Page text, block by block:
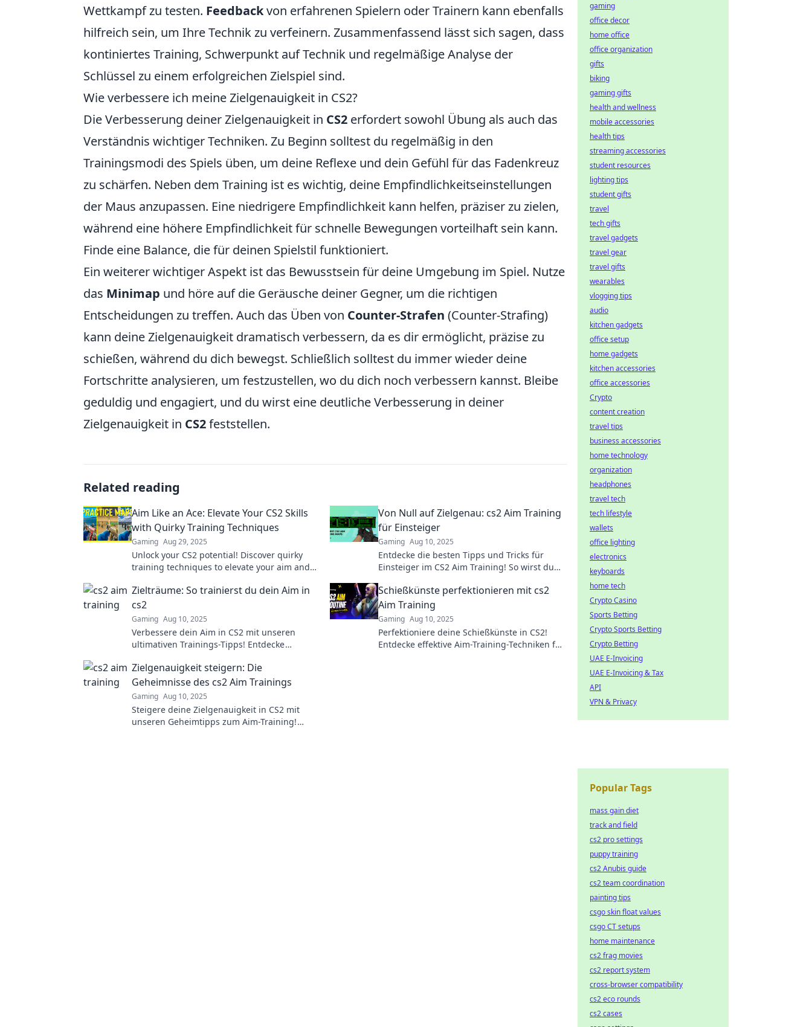
Wettkampf zu testen. Feedbackvon erfahrenen Spielern oder Trainern kann ebenfalls
hilfreich sein, um Ihre Technik zu verfeinern. Zusammenfassend lässt sich sagen, dass
kontiniertes Training, Schwerpunkt auf Technik und regelmäßige Analyse der
Schlüssel zu einem erfolgreichen Zielspiel sind.
Wie verbessere ich meine Zielgenauigkeit in CS2?
Die Verbesserung deiner Zielgenauigkeit in CS2 erfordert sowohl Übung als auch das
Verständnis wichtiger Techniken. Zu Beginn solltest du regelmäßig in den
Trainingsmodi des Spiels üben, um deine Reflexe und dein Gefühl für das Fadenkreuz
zu schärfen. Neben dem Training ist es wichtig, deine Empfindlichkeitseinstellungen
der Maus anzupassen. Eine niedrigere Empfindlichkeit kann helfen, präziser zu zielen,
während eine höhere Empfindlichkeit für schnelle Bewegungen vorteilhaft sein kann.
Finde eine Balance, die für deinen Spielstil funktioniert.
Ein weiterer wichtiger Aspekt ist das Bewusstsein für deine Umgebung im Spiel. Nutze
das Minimap und höre auf die Geräusche deiner Gegner, um die richtigen
Entscheidungen zu treffen. Auch das Üben von Counter-Strafen (Counter-Strafing)
kann deine Zielgenauigkeit dramatisch verbessern, da es dir ermöglicht, präzise zu
schießen, während du dich bewegst. Schließlich solltest du immer wieder deine
Fortschritte analysieren, um festzustellen, wo du dich noch verbessern kannst. Bleibe
geduldig und engagiert, und du wirst eine deutliche Verbesserung in deiner
Zielgenauigkeit in CS2feststellen.
Related reading
Aim Like an Ace: Elevate Your CS2 Skills
with Quirky Training Techniques
Gaming Aug 29, 2025
Unlock your CS2 potential! Discover quirky
training techniques to elevate your aim and
Von Null auf Zielgenau: cs2 Aim Training
für Einsteiger
Gaming Aug 10, 2025
Entdecke die besten Tipps und Tricks für
Einsteiger im CS2 Aim Training! So wirst du
Zielträume: So trainierst du dein Aim in
cs2
Gaming Aug 10, 2025
Verbessere dein Aim in CS2 mit unseren
ultimativen Trainings-Tipps! Entdecke
Sieg!
Schießkünste perfektionieren mit cs2
Aim Training
Gaming Aug 10, 2025
Perfektioniere deine Schießkünste in CS2!
Entdecke effektive Aim-Training-Techniken für
Zielgenauigkeit steigern: Die
Geheimnisse des cs2 Aim Trainings
Gaming Aug 10, 2025
Steigere deine Zielgenauigkeit in CS2 mit
unseren Geheimtipps zum Aim-Training!
gaming
office decor
home office
office organization
gifts
biking
gaming gifts
health and wellness
mobile accessories
health tips
streaming accessories
student resources
lighting tips
student gifts
travel
tech gifts
travel gadgets
travel gear
travel gifts
wearables
vlogging tips
audio
kitchen gadgets
office setup
home gadgets
kitchen accessories
office accessories
Crypto
content creation
travel tips
business accessories
home technology
organization
headphones
travel tech
tech lifestyle
wallets
office lighting
electronics
keyboards
home tech
Crypto Casino
Sports Betting
Crypto Sports Betting
Crypto Betting
UAE E-Invoicing
UAE E-Invoicing & Tax
API
VPN & Privacy
Popular Tags
mass gain diet
track and field
cs2 pro settings
puppy training
cs2 Anubis guide
cs2 team coordination
painting tips
csgo skin float values
csgo CT setups
home maintenance
cs2 frag movies
cs2 report system
cross-browser compatibility
cs2 eco rounds
cs2 cases